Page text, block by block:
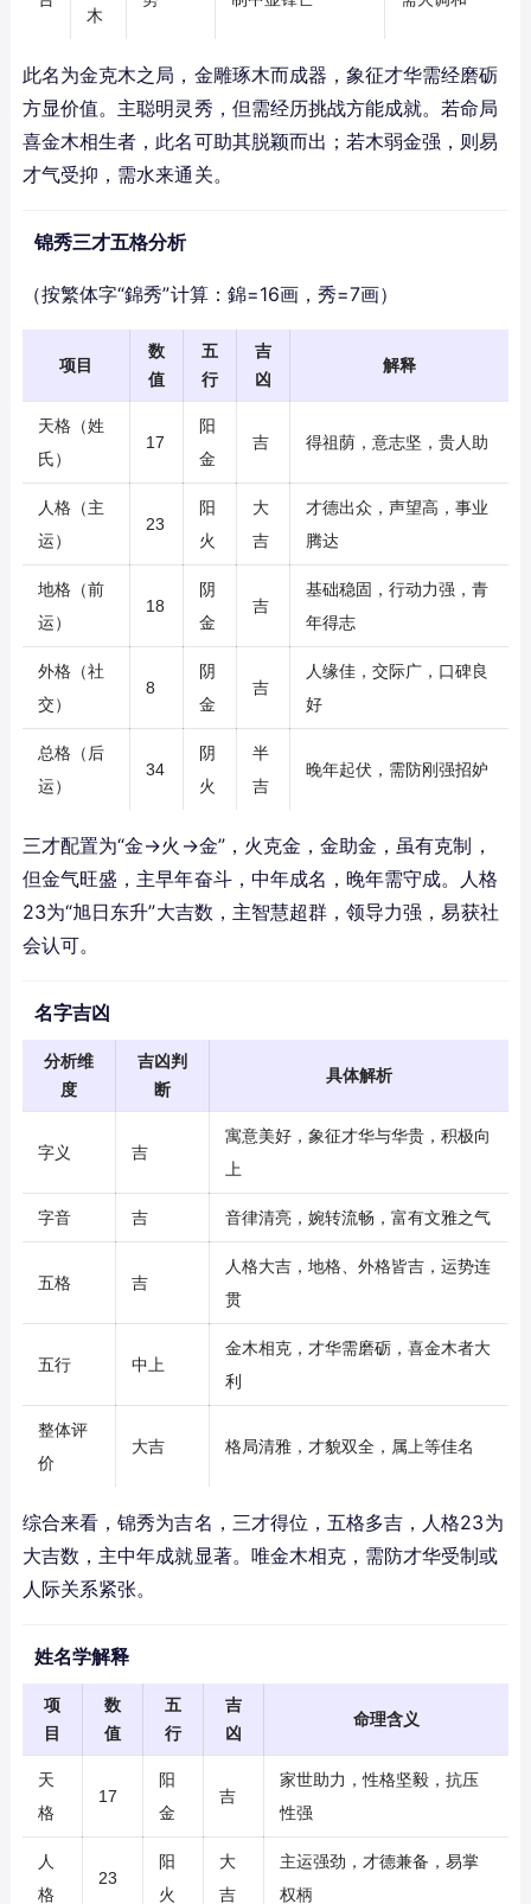
木
此名为金克木之局，金雕琢木而成器，象征才华需经磨砺
方显价值。主聪明灵秀，但需经历挑战方能成就。若命局
喜金木相生者，此名可助其脱颖而出；若木弱金强，则易
才气受抑，需水来通关。
锦秀三才五格分析
（按繁体字“錦秀”计算：錦=16画，秀=7画）
项目
数
值
五
行
吉
凶
解释
天格（姓
氏）
17
阳
金
吉 得祖荫，意志坚，贵人助
人格（主
运）
23
阳
火
大
吉
才德出众，声望高，事业
腾达
地格（前
运）
18
阴
金
吉
基础稳固，行动力强，青
年得志
外格（社
交）
8
阴
金
吉
人缘佳，交际广，口碑良
好
总格（后
运）
34
阴
火
半
吉
晚年起伏，需防刚强招妒
三才配置为“金→火→金”，火克金，金助金，虽有克制，
但金气旺盛，主早年奋斗，中年成名，晚年需守成。人格
23为“旭日东升”大吉数，主智慧超群，领导力强，易获社
会认可。
名字吉凶
分析维
度
吉凶判
断
具体解析
字义 吉
寓意美好，象征才华与华贵，积极向
上
字音 吉 音律清亮，婉转流畅，富有文雅之气
五格 吉
人格大吉，地格、外格皆吉，运势连
贯
五行 中上
金木相克，才华需磨砺，喜金木者大
利
整体评
价
大吉 格局清雅，才貌双全，属上等佳名
综合来看，锦秀为吉名，三才得位，五格多吉，人格23为
大吉数，主中年成就显著。唯金木相克，需防才华受制或
人际关系紧张。
姓名学解释
项
目
数
值
五
行
吉
凶
命理含义
天
格
17
阳
金
吉
家世助力，性格坚毅，抗压
性强
人
格
23
阳
火
大
吉
主运强劲，才德兼备，易掌
权柄